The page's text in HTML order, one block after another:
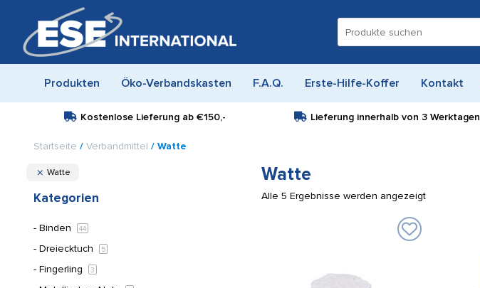
nach:
Produkten Öko-Verbandskasten F.A.Q. Erste-Hilfe-Koffer Kontakt
Kostenlose Lieferung ab €150,- Lieferung innerhalb von 3 Werktagen
Startseite / Verbandmittel / Watte
Watte
Kategorien
Binden 44
Dreiecktuch 5
Fingerling 3
Watte
Alle 5 Ergebnisse werden angezeigt